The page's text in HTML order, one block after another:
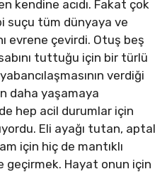
kendine acıdı. Fakat çok
suçu tüm dünyaya ve
evrene çevirdi. Otuş beş
tuttuğu için bir türlü
verdiği
daha yaşamaya
hep acil durumlar için
Eli ayağı tutan, aptal
için hiç de mantıklı
geçirmek. Hayat onun için